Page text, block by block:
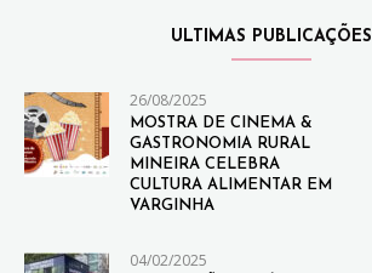
ULTIMAS PUBLICAÇÕES
26/08/2025
MOSTRA DE CINEMA &
GASTRONOMIA RURAL
MINEIRA CELEBRA
CULTURA ALIMENTAR EM
VARGINHA
04/02/2025